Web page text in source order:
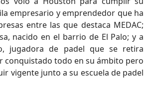
empresario y emprendedor que ha
entre las que destaca MEDAC;
nacido en el barrio de El Palo; y a
jugadora de padel que se retira
conquistado todo en su ámbito pero
vigente junto a su escuela de padel